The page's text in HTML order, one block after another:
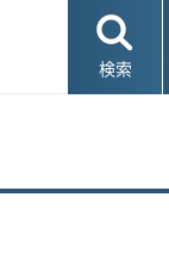
検索